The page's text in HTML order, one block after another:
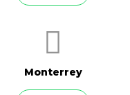
Monterrey